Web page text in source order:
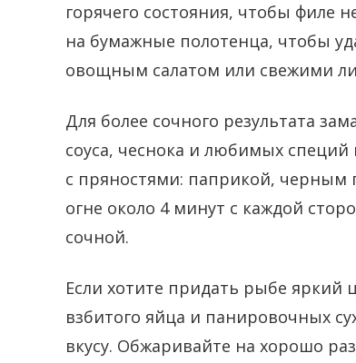
горячего состояния, чтобы филе
на бумажные полотенца, чтобы
овощным салатом или свежими
Для более сочного результата
соуса, чеснока и любимых
с пряностями: паприкой, черным
огне около 4 минут с каждой
сочной.
Если хотите придать рыбе яркий
взбитого яйца и панировочных
вкусу. Обжаривайте на хорошо